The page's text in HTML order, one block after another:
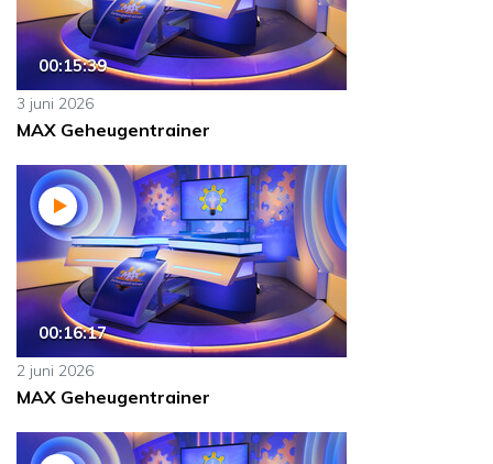
00:15:39
3 juni 2026
MAX Geheugentrainer
00:16:17
2 juni 2026
MAX Geheugentrainer